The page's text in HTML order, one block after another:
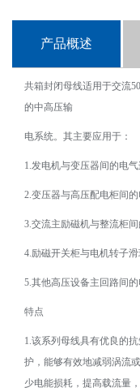
产品概述
共箱封闭母线适用于交流
的中高压输
电系统。其主要应用于：
1.发电机与变压器间的电气
2.变压器与高压配电柜间的
3.交流主励磁机与整流柜
4.励磁开关柜与电机转子滑
5.其他高压设备主回路间的
特点
1.该系列母线具有优良的
护，能够有效地减弱涡流
少电能损耗，提高载流量